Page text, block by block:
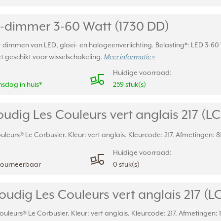
dimmer 3-60 Watt (1730 DD)
van LED, gloei- en halogeenverlichting. Belasting*: LED 3-
geschikt voor wisselschakeling. Meer informatie »
in huis*
Huidige voorraad:
259 stuk(s)
Les Couleurs vert anglais 217 (LC
Le Corbusier. Kleur: vert anglais. Kleurcode: 217. Afmetingen:
Huidige voorraad:
0 stuk(s)
Les Couleurs vert anglais 217
Le Corbusier. Kleur: vert anglais. Kleurcode: 217.